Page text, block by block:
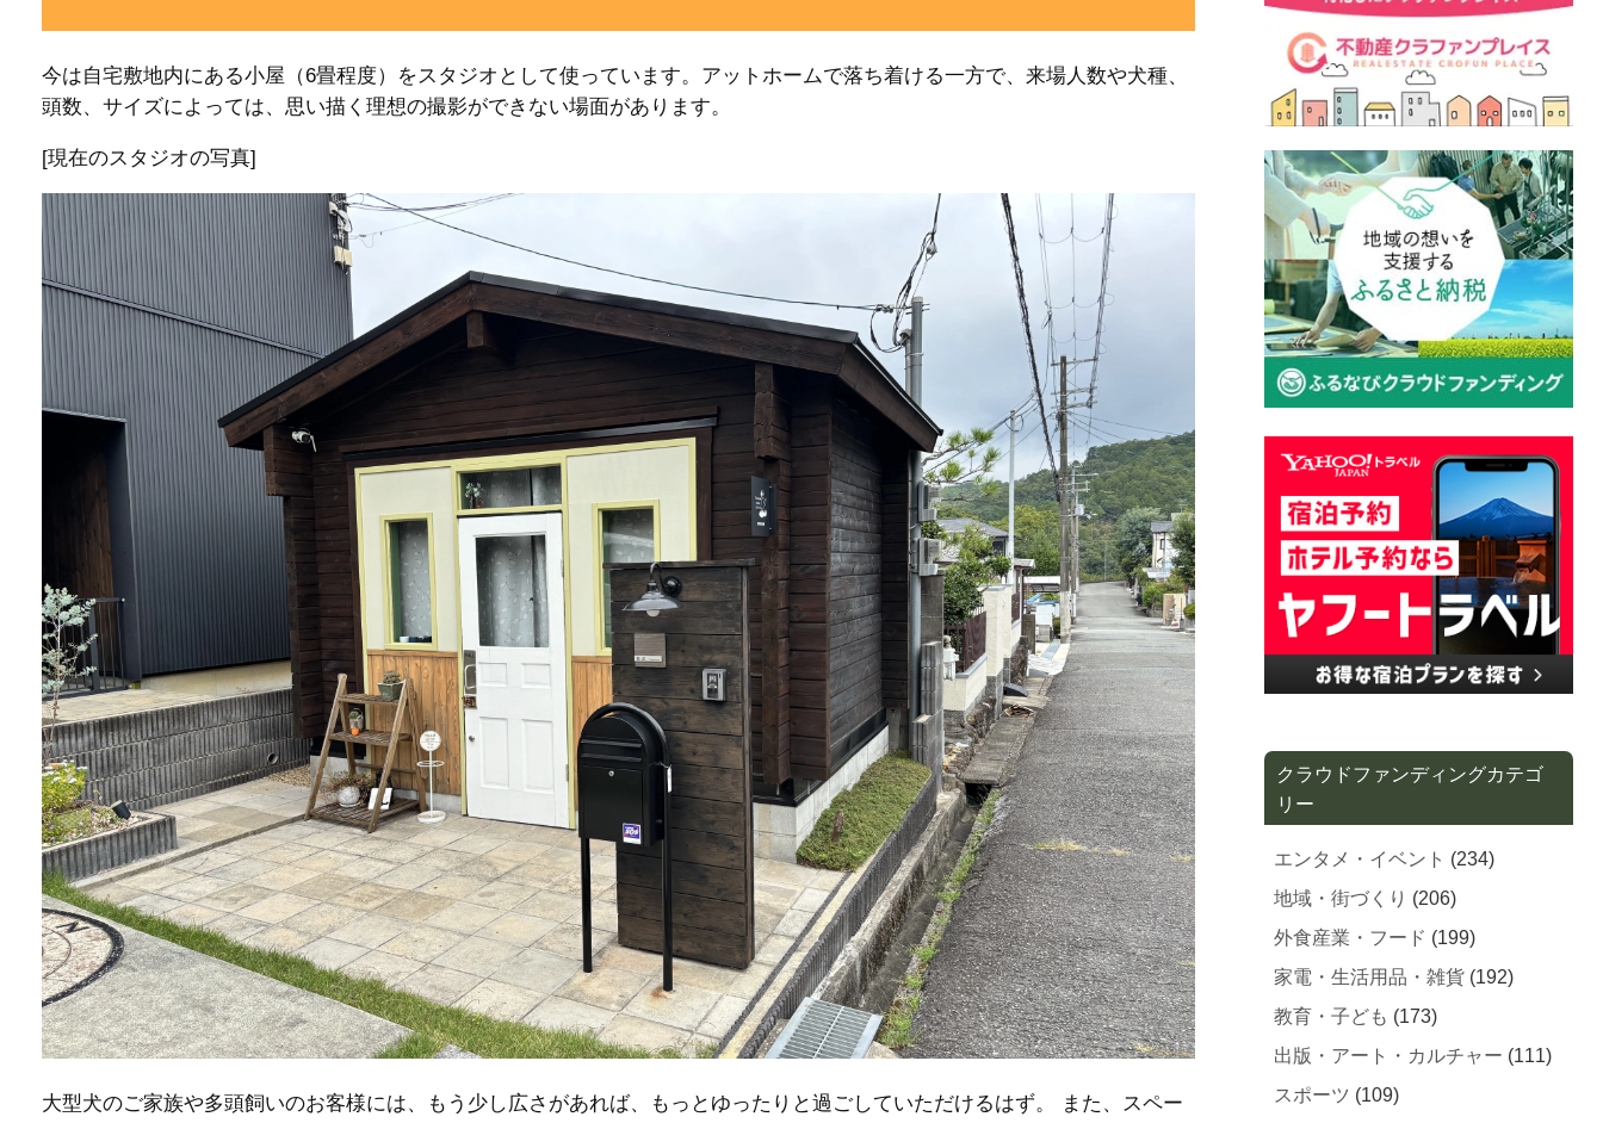
今は自宅敷地内にある小屋（6畳程度）をスタジオとして使っています。アットホームで落ち着ける一方で、来場人数や犬種、
頭数、サイズによっては、思い描く理想の撮影ができない場面があります。
[現在のスタジオの写真]
大型犬のご家族や多頭飼いのお客様には、もう少し広さがあれば、もっとゆったりと過ごしていただけるはず。 また、スペー
クラウドファンディングカテゴ
リー
エンタメ・イベント (234)
地域・街づくり (206)
外食産業・フード (199)
家電・生活用品・雑貨 (192)
教育・子ども (173)
出版・アート・カルチャー (111)
スポーツ (109)